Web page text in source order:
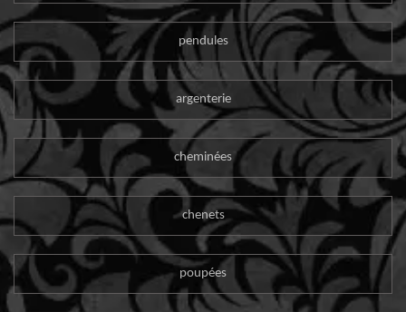
pendules
argenterie
cheminées
chenets
poupées